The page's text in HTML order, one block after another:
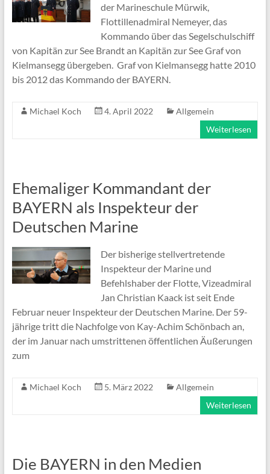
der Marineschule Mürwik,
Flottillenadmiral Nemeyer, das
Kommando über das Segelschulschiff
von Kapitän zur See Brandt an Kapitän zur See Graf von
Kielmansegg übergeben. Graf von Kielmansegg hatte 2010
bis 2012 das Kommando der BAYERN.
Michael Koch 4. April 2022
Allgemein
Weiterlesen
Ehemaliger Kommandant der
BAYERN als Inspekteur der
Deutschen Marine
Der bisherige stellvertretende
Inspekteur der Marine und
Befehlshaber der Flotte, Vizeadmiral
Jan Christian Kaack ist seit Ende
Februar neuer Inspekteur der Deutschen Marine. Der 59-
jährige tritt die Nachfolge von Kay-Achim Schönbach an,
der im Januar nach umstrittenen öffentlichen Äußerungen
zum
Michael Koch 5. März 2022
Allgemein
Weiterlesen
Die BAYERN in den Medien